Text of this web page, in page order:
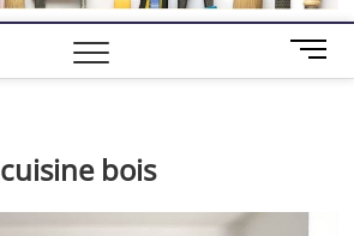
M
e
cuisine bois